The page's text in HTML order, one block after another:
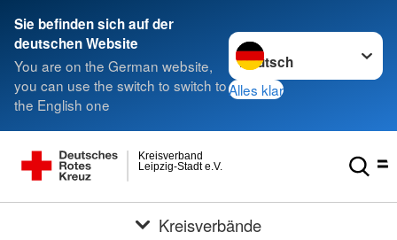
Sie befinden sich auf der
deutschen Website
You are on the German website,
you can use the switch to switch to
the English one
Sprache wechseln zu
Alles klar
Leipzig-Stadt e.V.
Kreisverband
Kreisverbände